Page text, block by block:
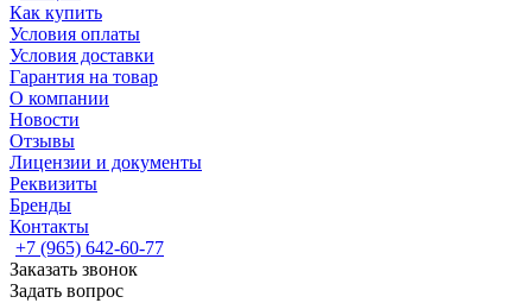
Как купить
Условия оплаты
Условия доставки
Гарантия на товар
О компании
Новости
Отзывы
Лицензии и документы
Реквизиты
Бренды
Контакты
+7 (965) 642-60-77
Заказать звонок
Задать вопрос